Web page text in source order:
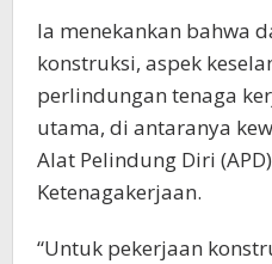
Ia menekankan bahwa
konstruksi, aspek
perlindungan tenaga
utama, di antaranya
Alat Pelindung Diri
Ketenagakerjaan.
“Untuk pekerjaan